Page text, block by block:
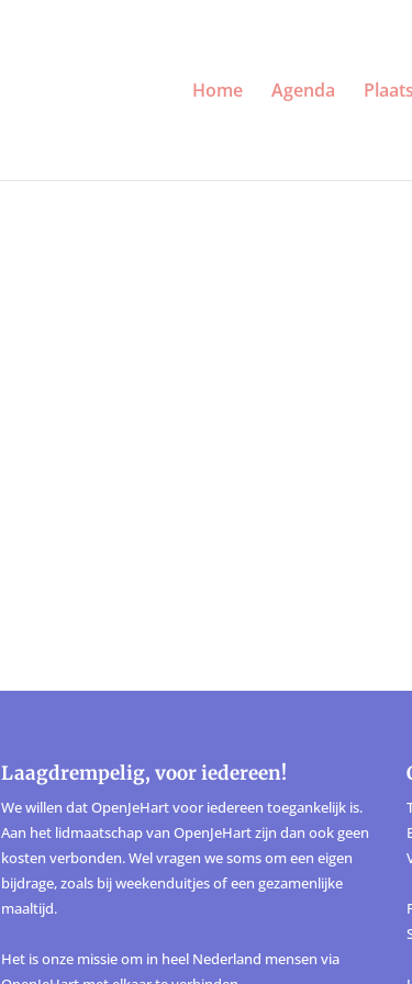
Home Agenda
Laagdrempelig, voor iedereen!
We willen dat OpenJeHart voor iedereen toegankelijk is.
Aan het lidmaatschap van OpenJeHart zijn dan ook geen
kosten verbonden. Wel vragen we soms om een eigen
bijdrage, zoals bij weekenduitjes of een gezamenlijke
maaltijd.
Het is onze missie om in heel Nederland mensen via